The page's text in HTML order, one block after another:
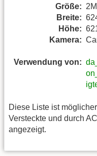
Größe:
Breite:
Höhe:
Kamera:
Verwendung von:
Diese Liste ist
Versteckte und durch
angezeigt.